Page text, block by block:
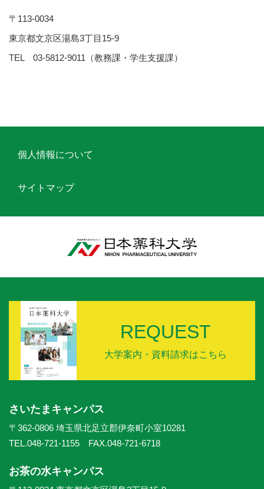
〒113-0034
東京都文京区湯島3丁目15-9
TEL 03-5812-9011（教務課・学生支援課）
個人情報について
サイトマップ
REQUEST
大学案内・資料請求はこちら
さいたまキャンパス
〒362-0806 埼玉県北足立郡伊奈町小室10281
TEL.048-721-1155 FAX.048-721-6718
お茶の水キャンパス